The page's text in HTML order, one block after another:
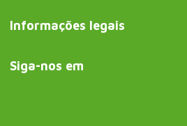
Informações legais
Siga-nos em